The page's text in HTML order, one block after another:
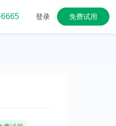
登录 免费试用